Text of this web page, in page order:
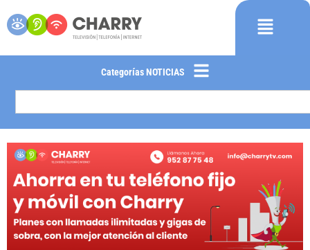
Categorías NOTICIAS